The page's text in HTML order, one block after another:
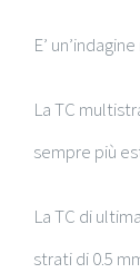
E’
La TC
sempre più
La TC di
strati di 0.5